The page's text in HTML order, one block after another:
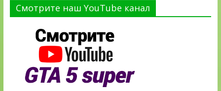
Смотрите наш YouTube канал